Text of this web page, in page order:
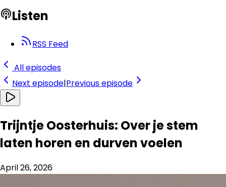
Listen
RSS Feed
All episodes
Next episode|Previousepisode
Trijntje Oosterhuis: Over je stem
laten horen en durven voelen
April 26, 2026